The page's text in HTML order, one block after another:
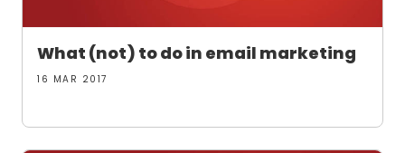
What (not) to do in email marketing
16 MAR 2017